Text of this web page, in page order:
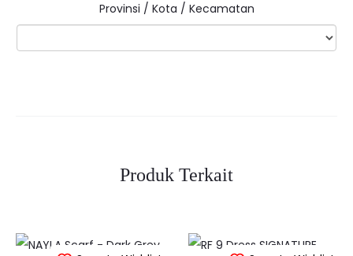
Provinsi / Kota / Kecamatan
Produk Terkait